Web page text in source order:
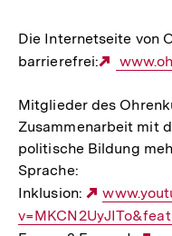
Die Internetseite von
barrierefrei:
Mitglieder des
Zusammenarbeit mit
politische Bildung
Sprache:
Inklusion:
Externer
Link: